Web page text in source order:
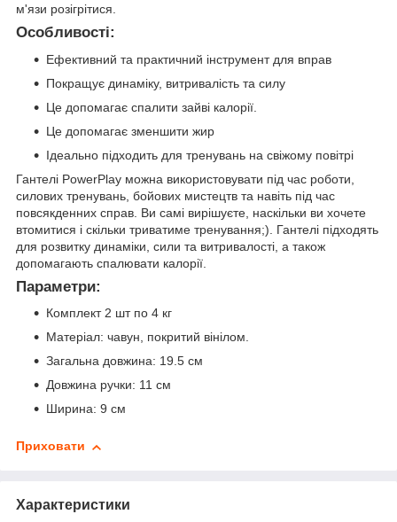
м'язи розігрітися.
Особливості:
Ефективний та практичний інструмент для вправ
Покращує динаміку, витривалість та силу
Це допомагає спалити зайві калорії.
Це допомагає зменшити жир
Ідеально підходить для тренувань на свіжому повітрі
Гантелі PowerPlay можна використовувати під час роботи,
силових тренувань, бойових мистецтв та навіть під час
повсякденних справ. Ви самі вирішуєте, наскільки ви хочете
втомитися і скільки триватиме тренування;). Гантелі підходять
для розвитку динаміки, сили та витривалості, а також
допомагають спалювати калорії.
Параметри:
Комплект 2 шт по 4 кг
Матеріал: чавун, покритий вінілом.
Загальна довжина: 19.5 см
Довжина ручки: 11 см
Ширина: 9 см
Приховати
Характеристики